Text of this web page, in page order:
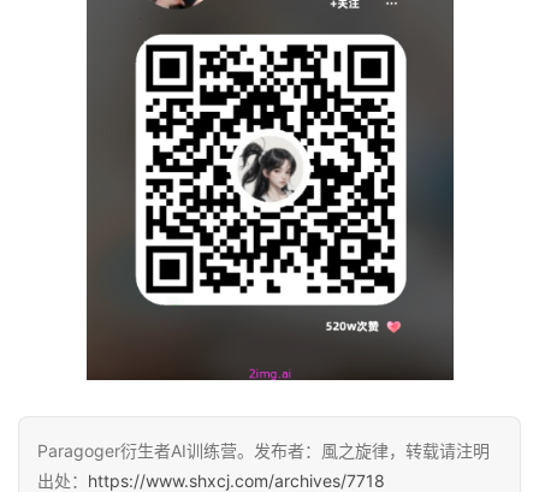
Paragoger衍生者AI训练营。发布者：風之旋律，转载请注明
出处： https://www.shxcj.com/archives/7718